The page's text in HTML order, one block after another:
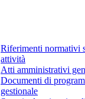
Riferimenti normativi
attività
Atti amministrativi
Documenti di
gestionale